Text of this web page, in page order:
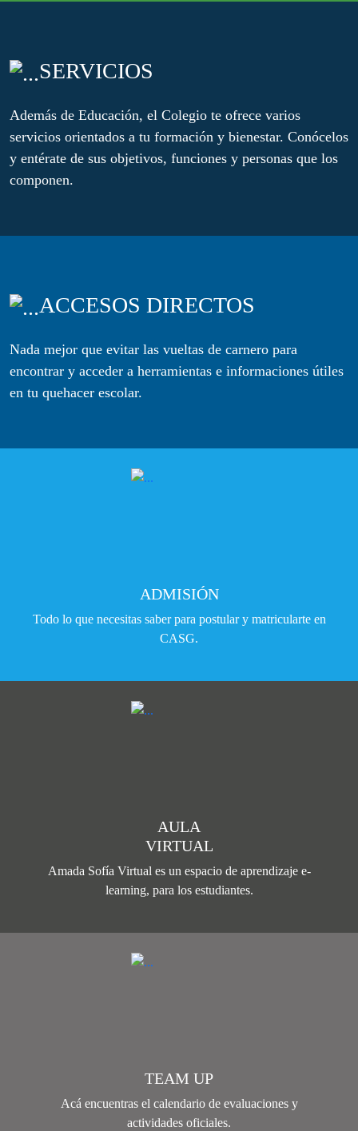
SERVICIOS
Además de Educación, el Colegio te ofrece varios
servicios orientados a tu formación y bienestar. Conócelos
y entérate de sus objetivos, funciones y personas que los
componen.
ACCESOS DIRECTOS
Nada mejor que evitar las vueltas de carnero para
encontrar y acceder a herramientas e informaciones útiles
en tu quehacer escolar.
ADMISIÓN
Todo lo que necesitas saber para postular y matricularte en
CASG.
AULA
VIRTUAL
Amada Sofía Virtual es un espacio de aprendizaje e-
learning, para los estudiantes.
TEAM UP
Acá encuentras el calendario de evaluaciones y
actividades oficiales.